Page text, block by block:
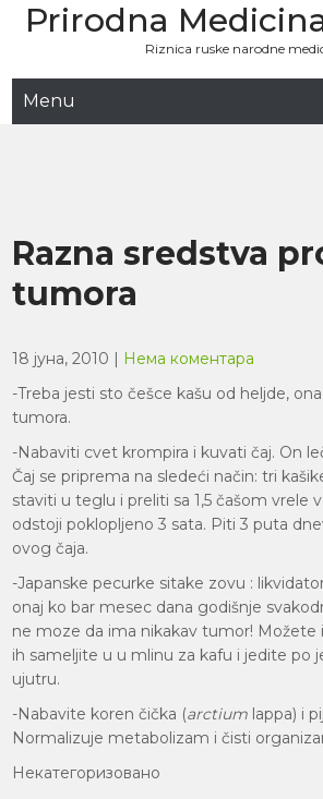
SkipPrirodna
Riznica ruske narodne
Menu
Razna sredstva
tumora
18 јуна, 2010 | Нема коментара
-Treba jesti sto češce kašu od heljde,
tumora.
-Nabaviti cvet krompira i kuvati čaj. On
Čaj se priprema na sledeći način: tri
staviti u teglu i preliti sa 1,5 čašom vrele
odstoji poklopljeno 3 sata. Piti 3 puta
ovog čaja.
-Japanske pecurke sitake zovu :
onaj ko bar mesec dana godišnje
ne moze da ima nikakav tumor! Možete
ih sameljite u u mlinu za kafu i jedite po
ujutru.
-Nabavite koren čička (arctium lappa) i
Normalizuje metabolizam i čisti
Некатегоризовано